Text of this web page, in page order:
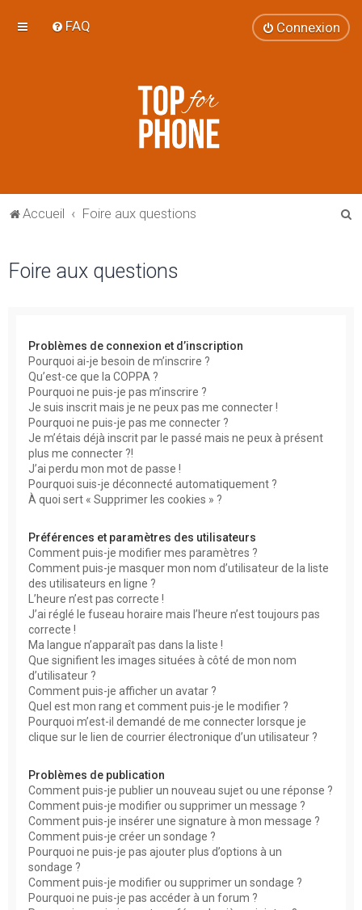
FAQ Connexion
Accueil Foire aux questions
Foire aux questions
Problèmes de connexion et d’inscription
Pourquoi ai-je besoin de m’inscrire ?
Qu’est-ce que la COPPA ?
Pourquoi ne puis-je pas m’inscrire ?
Je suis inscrit mais je ne peux pas me connecter !
Pourquoi ne puis-je pas me connecter ?
Je m’étais déjà inscrit par le passé mais ne peux à présent
plus me connecter ?!
J’ai perdu mon mot de passe !
Pourquoi suis-je déconnecté automatiquement ?
À quoi sert « Supprimer les cookies » ?
Préférences et paramètres des utilisateurs
Comment puis-je modifier mes paramètres ?
Comment puis-je masquer mon nom d’utilisateur de la liste
des utilisateurs en ligne ?
L’heure n’est pas correcte !
J’ai réglé le fuseau horaire mais l’heure n’est toujours pas
correcte !
Ma langue n’apparaît pas dans la liste !
Que signifient les images situées à côté de mon nom
d’utilisateur ?
Comment puis-je afficher un avatar ?
Quel est mon rang et comment puis-je le modifier ?
Pourquoi m’est-il demandé de me connecter lorsque je
clique sur le lien de courrier électronique d’un utilisateur ?
Problèmes de publication
Comment puis-je publier un nouveau sujet ou une réponse ?
Comment puis-je modifier ou supprimer un message ?
Comment puis-je insérer une signature à mon message ?
Comment puis-je créer un sondage ?
Pourquoi ne puis-je pas ajouter plus d’options à un
sondage ?
Comment puis-je modifier ou supprimer un sondage ?
Pourquoi ne puis-je pas accéder à un forum ?